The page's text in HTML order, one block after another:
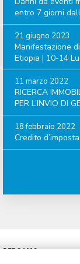
entro 7 giorni
21 giugno 2023
Manifestazione
Etiopia | 10-14
11 marzo 2022
RICERCA
PER L’INVIO DI
18 febbraio 2022
Credito
BERGAMO